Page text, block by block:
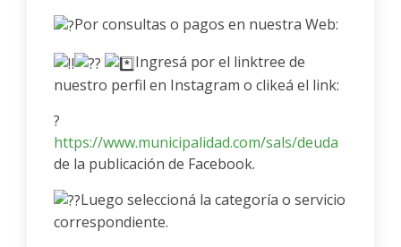
Por consultas o pagos en nuestra Web:
Ingresá por el linktree de
nuestro perfil en Instagram o clikeá el link:
?
https://www.municipalidad.com/sals/deuda
de la publicación de Facebook.
Luego seleccioná la categoría o servicio
correspondiente.